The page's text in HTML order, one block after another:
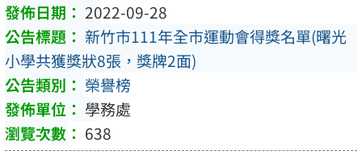
2022-09-28
新竹市111年全市運動會得獎名單(曙光
小學共獲獎狀8張，獎牌2面)
榮譽榜
學務處
638